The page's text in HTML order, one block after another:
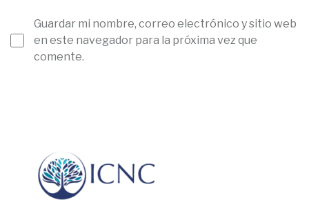
Guardar mi nombre, correo electrónico y sitio web
en este navegador para la próxima vez que
comente.